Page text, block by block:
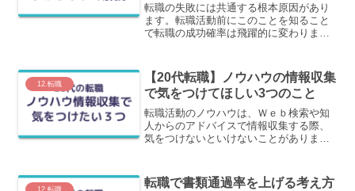
転職の失敗には共通する根本原因があり
ます。転職活動前にこのことを知ること
で転職の成功確率は飛躍的に変わりま
やすく解説します。
12.転職
【20代転職】ノウハウの情報収集
で気をつけてほしい3つのこと
転職活動のノウハウは、Ｗｅｂ検索や知
人からのアドバイスで情報収集する際、
気をつけないといけないことがありま
い３つのことをわかりやすく紹介しま
転職で書類通過率を上げる考え方